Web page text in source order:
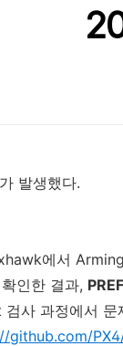
발생했다.
에서
인한 결과,
사 과정에서 문
github.com/